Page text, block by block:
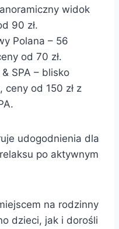
widok
90 zł.
Polana – 56
od 70 zł.
SPA – blisko
od 150 zł z
udogodnienia dla
po aktywnym
na rodzinny
dzieci, jak i dorośli